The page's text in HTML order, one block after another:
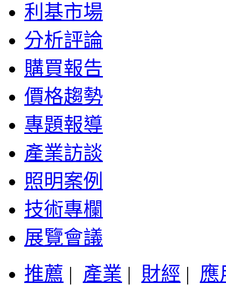
利基市場
分析評論
購買報告
價格趨勢
專題報導
產業訪談
照明案例
技術專欄
展覽會議
推薦 | 產業 | 財經 | 應